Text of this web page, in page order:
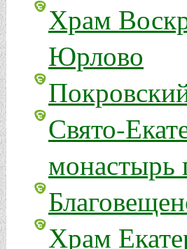
Храм
Юрлово
Свято-
монастырь
Храм